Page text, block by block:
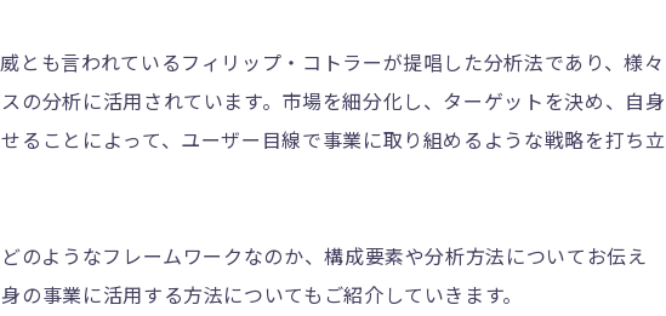
とも言われているフィリップ・コトラーが提唱した分析法であり、様々
の分析に活用されています。市場を細分化し、ターゲットを決め、自身
ることによって、ユーザー目線で事業に取り組めるような戦略を打ち立
のようなフレームワークなのか、構成要素や分析方法についてお伝え
の事業に活用する方法についてもご紹介していきます。